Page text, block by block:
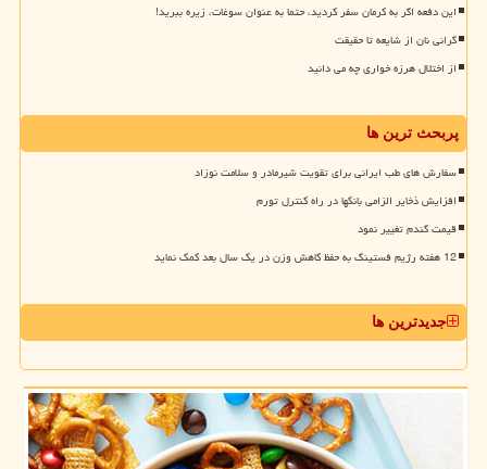
این دفعه اگر به کرمان سفر کردید، حتما به عنوان سوغات، زیره ببرید!
گرانی نان از شایعه تا حقیقت
از اختلال هرزه خواری چه می دانید
پربحث ترین ها
سفارش های طب ایرانی برای تقویت شیرمادر و سلامت نوزاد
افزایش ذخایر الزامی بانکها در راه کنترل تورم
قیمت گندم تغییر نمود
12 هفته رژیم فستینگ به حفظ کاهش وزن در یک سال بعد کمک نماید
جدیدترین ها